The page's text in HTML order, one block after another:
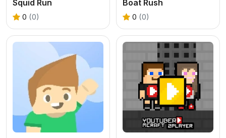
Squid Run
0 (0)
Boat Rush
0 (0)